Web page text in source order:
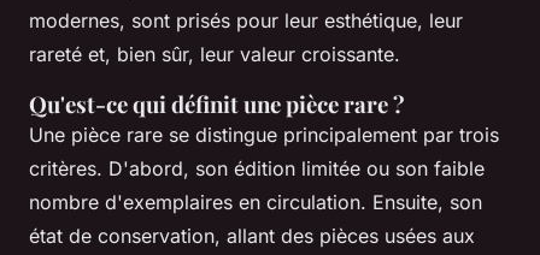
modernes, sont prisés pour leur esthétique, leur
rareté et, bien sûr, leur valeur croissante.
Qu'est-ce qui définit une pièce rare ?
Une pièce rare se distingue principalement par trois
critères. D'abord, son édition limitée ou son faible
nombre d'exemplaires en circulation. Ensuite, son
état de conservation, allant des pièces usées aux